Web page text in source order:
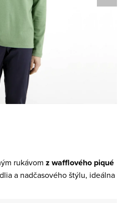
rukávom z wafflového piqué
a nadčasového štýlu, ideálna